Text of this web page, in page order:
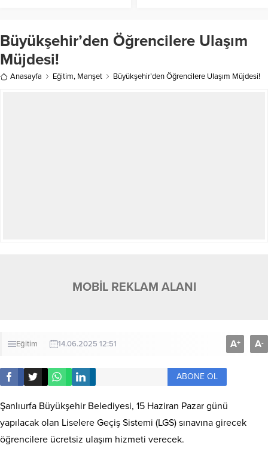
Büyükşehir’den Öğrencilere Ulaşım
Müjdesi!
Anasayfa Eğitim, Manşet Büyükşehir’den Öğrencilere Ulaşım Müjdesi!
MOBİL REKLAM ALANI
Eğitim 14.06.2025 12:51 A+ A-
ABONE OL
Şanlıurfa Büyükşehir Belediyesi, 15 Haziran Pazar günü
yapılacak olan Liselere Geçiş Sistemi (LGS) sınavına girecek
öğrencilere ücretsiz ulaşım hizmeti verecek.